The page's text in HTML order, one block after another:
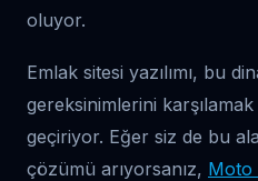
oluyor.
Emlak sitesi yazılımı, bu
gereksinimlerini
geçiriyor. Eğer siz de bu
çözümü arıyorsanız, Moto